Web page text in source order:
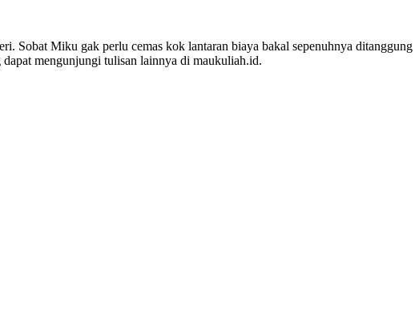
Sobat Miku gak perlu cemas kok lantaran biaya bakal sepenuhnya ditanggung
mengunjungi tulisan lainnya di maukuliah.id.